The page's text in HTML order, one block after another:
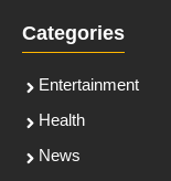
Categories
Entertainment
Health
News